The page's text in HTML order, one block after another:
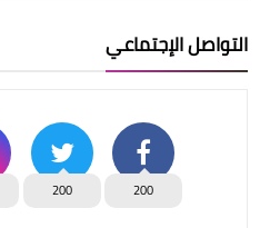
التواصل الإجتماعي
200
200